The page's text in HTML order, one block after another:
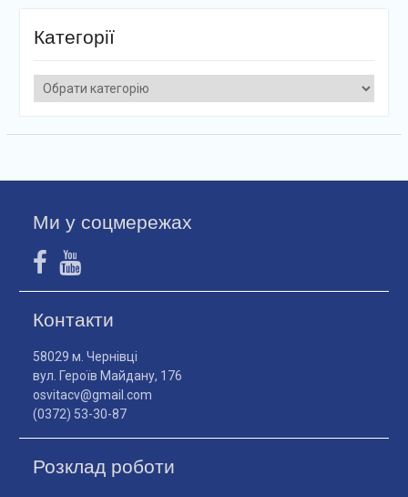
Категорії
Категорії
Ми у соцмережах
Контакти
58029 м. Чернівці
вул. Героїв Майдану, 176
osvitacv@gmail.com
(0372) 53-30-87
Розклад роботи